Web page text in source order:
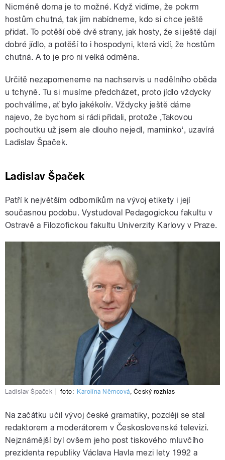
Nicméně doma je to možné. Když vidíme, že pokrm
hostům chutná, tak jim nabídneme, kdo si chce ještě
přidat. To potěší obě dvě strany, jak hosty, že si ještě dají
dobré jídlo, a potěší to i hospodyni, která vidí, že hostům
chutná. A to je pro ni velká odměna.
Určitě nezapomeneme na nachservis u nedělního oběda
u tchyně. Tu si musíme předcházet, proto jídlo vždycky
pochválíme, ať bylo jakékoliv. Vždycky ještě dáme
najevo, že bychom si rádi přidali, protože ‚Takovou
pochoutku už jsem ale dlouho nejedl, maminko‘, uzavírá
Ladislav Špaček.
Ladislav Špaček
Patří k největším odborníkům na vývoj etikety i její
současnou podobu. Vystudoval Pedagogickou fakultu v
Ostravě a Filozofickou fakultu Univerzity Karlovy v Praze.
Ladislav Špaček foto: Karolína Němcová, Český rozhlas
Na začátku učil vývoj české gramatiky, později se stal
redaktorem a moderátorem v Československé televizi.
Nejznámější byl ovšem jeho post tiskového mluvčího
prezidenta republiky Václava Havla mezi lety 1992 a